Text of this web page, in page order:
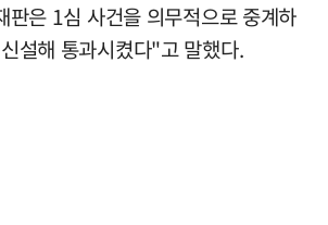
판은 1심 사건을 의무적으로 중계하
설해 통과시켰다"고 말했다.